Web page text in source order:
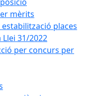
mèrits
places
31/2022
per concurs per